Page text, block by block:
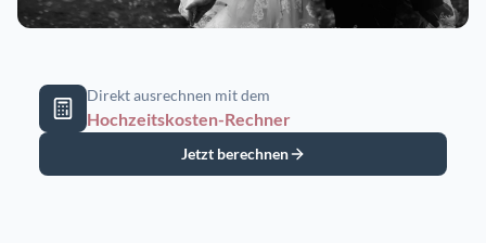
Direkt ausrechnen mit dem
Hochzeitskosten-Rechner
Jetzt berechnen